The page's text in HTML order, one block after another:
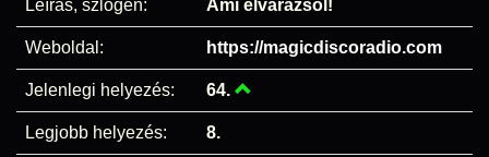
Leírás, szlogen: Ami elvarazsol!
Weboldal: https://magicdiscoradio.com
Jelenlegi helyezés: 64.
Legjobb helyezés: 8.